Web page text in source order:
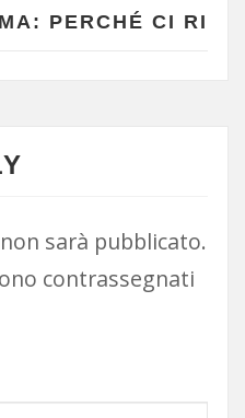
CI RIGUARDA
sarà pubblicato.
contrassegnati